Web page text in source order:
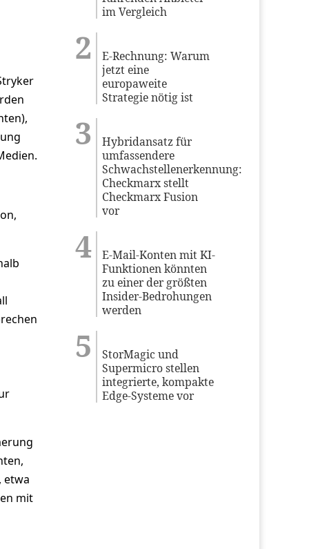
etwa
mit
im Vergleich
E-Rechnung: Warum
jetzt eine
europaweite
Strategie nötig ist
Hybridansatz für
umfassendere
Schwachstellenerkennung:
Checkmarx stellt
Checkmarx Fusion
vor
E-Mail-Konten mit KI-
Funktionen könnten
zu einer der größten
Insider-Bedrohungen
werden
StorMagic und
Supermicro stellen
integrierte, kompakte
Edge-Systeme vor